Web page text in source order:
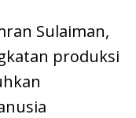
Sulaiman,
produksi